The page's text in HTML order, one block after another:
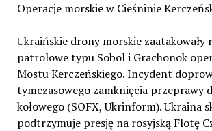
Operacje morskie w Cieśninie
Ukraińskie drony morskie zaatakowały
patrolowe typu Sobol i Grachonok
Mostu Kerczeńskiego. Incydent
tymczasowego zamknięcia przeprawy
kołowego (SOFX, Ukrinform). Ukraina
podtrzymuje presję na rosyjską Flotę